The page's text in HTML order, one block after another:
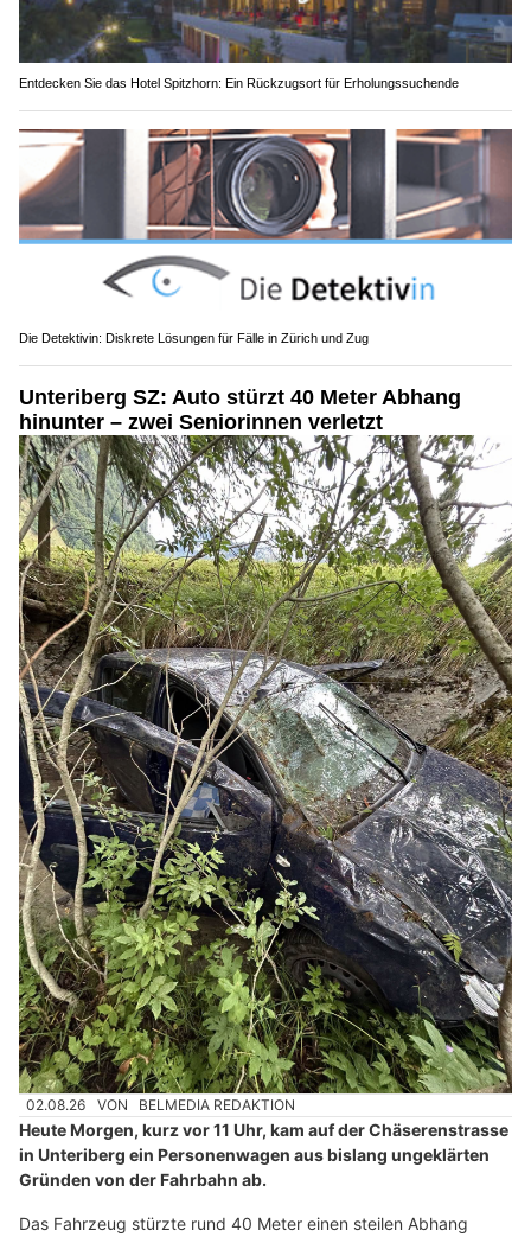
Entdecken Sie das Hotel Spitzhorn: Ein Rückzugsort für Erholungssuchende
Die Detektivin: Diskrete Lösungen für Fälle in Zürich und Zug
Unteriberg SZ: Auto stürzt 40 Meter Abhang
hinunter – zwei Seniorinnen verletzt
02.08.26 VON BELMEDIA REDAKTION
Heute Morgen, kurz vor 11 Uhr, kam auf der Chäserenstrasse
in Unteriberg ein Personenwagen aus bislang ungeklärten
Gründen von der Fahrbahn ab.
Das Fahrzeug stürzte rund 40 Meter einen steilen Abhang